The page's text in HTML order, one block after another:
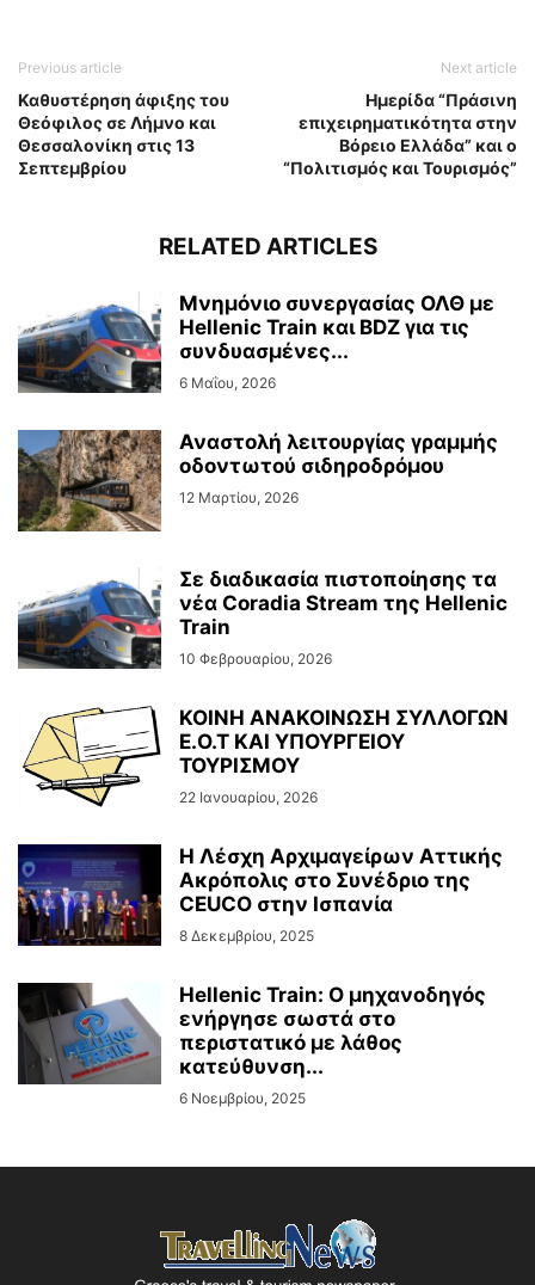
Previous article
Καθυστέρηση άφιξης του
Θεόφιλος σε Λήμνο και
Θεσσαλονίκη στις 13
Σεπτεμβρίου
Next article
Ημερίδα “Πράσινη
επιχειρηματικότητα στην
Βόρειο Ελλάδα” και ο
“Πολιτισμός και Τουρισμός”
RELATED ARTICLES
Μνημόνιο συνεργασίας ΟΛΘ με
Hellenic Train και BDZ για τις
συνδυασμένες...
6 Μαΐου, 2026
Αναστολή λειτουργίας γραμμής
οδοντωτού σιδηροδρόμου
12 Μαρτίου, 2026
Σε διαδικασία πιστοποίησης τα
νέα Coradia Stream της Hellenic
Train
10 Φεβρουαρίου, 2026
ΚΟΙΝΗ ΑΝΑΚΟΙΝΩΣΗ ΣΥΛΛΟΓΩΝ
Ε.Ο.Τ ΚΑΙ ΥΠΟΥΡΓΕΙΟΥ
ΤΟΥΡΙΣΜΟΥ
22 Ιανουαρίου, 2026
Η Λέσχη Αρχιμαγείρων Αττικής
Ακρόπολις στο Συνέδριο της
CEUCO στην Ισπανία
8 Δεκεμβρίου, 2025
Hellenic Train: Ο μηχανοδηγός
ενήργησε σωστά στο
περιστατικό με λάθος
κατεύθυνση...
6 Νοεμβρίου, 2025